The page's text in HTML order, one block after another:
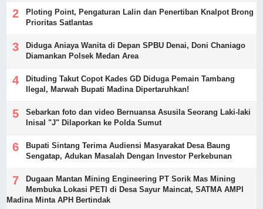
Ploting Point, Pengaturan Lalin dan Penertiban Knalpot Brong
Prioritas Satlantas
Diduga Aniaya Wanita di Depan SPBU Denai, Doni Chaniago
Diamankan Polsek Medan Area
Dituding Takut Copot Kades GD Diduga Pemain Tambang
Ilegal, Marwah Bupati Madina Dipertaruhkan!
Sebarkan foto dan video Bernuansa Asusila Seorang Laki-laki
Inisal "J" Dilaporkan ke Polda Sumut
Bupati Sintang Terima Audiensi Masyarakat Desa Baung
Sengatap, Adukan Masalah Dengan Investor Perkebunan
Dugaan Mantan Mining Engineering PT Sorik Mas Mining
Membuka Lokasi PETI di Desa Sayur Maincat, SATMA AMPI
Madina Minta APH Bertindak